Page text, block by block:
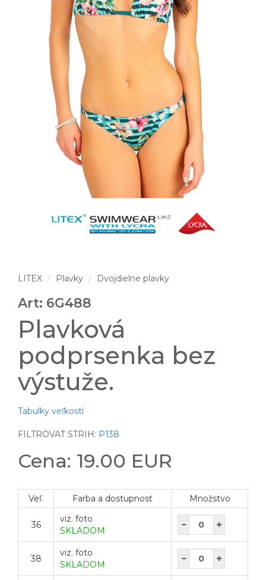
LITEX Plavky Dvojdielne plavky
Art: 6G488
Plavková
podprsenka bez
výstuže.
Tabulky veľkostí
FILTROVAŤ STRIH: P138
Cena: 19.00 EUR
Veľ. Farba a dostupnosť Množstvo
36
viz. foto
SKLADOM
38
viz. foto
SKLADOM